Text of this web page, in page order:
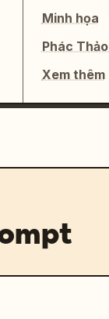
Minh họa
Phác
Xem thêm